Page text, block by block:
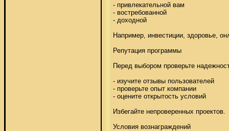
- привлекательной вам
- востребованной
- доходной
Например, инвестиции, здоровье,
Репутация программы
Перед выбором проверьте
- изучите отзывы пользователей
- проверьте опыт компании
- оцените открытость условий
Избегайте непроверенных проектов.
Условия вознаграждений